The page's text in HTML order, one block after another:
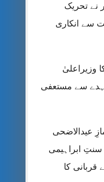
نے تحریک
سے انکاری
وزیراعلیٰ
سے مستعفی
عیدالاضحی
سنتِ ابراہیمی
قربانی کا